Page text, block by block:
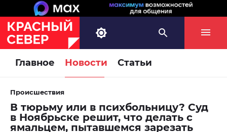
Главное Новости Статьи
Происшествия
В тюрьму или в психбольницу? Суд
в Ноябрьске решит, что делать с
ямальцем, пытавшемся зарезать